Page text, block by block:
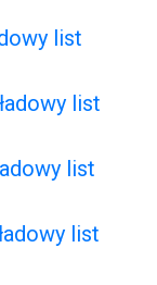
list
list
list
list